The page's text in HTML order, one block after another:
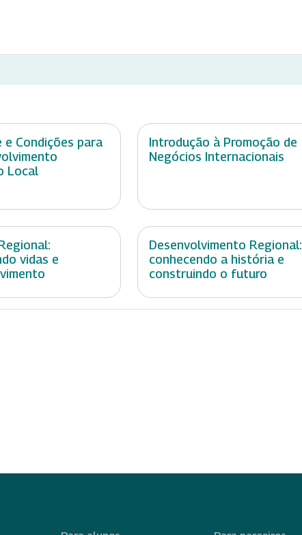
e Condições para
Local
Introdução à Promoção de
Negócios Internacionais
vidas e
Desenvolvimento Regional:
conhecendo a história e
construindo o futuro